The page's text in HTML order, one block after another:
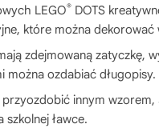
LEGO® DOTS
które można
zdejmowaną zatyczkę,
można ozdabiać długopisy.
innym
ławce.